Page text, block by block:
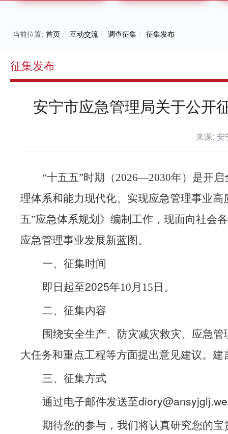
当前位置: 首页 / 互动交流 / 调查征集 / 征集发布
征集发布
安宁市应急管理局关于公开
来源:
“十五五”时期（2026—2030年）是开启
理体系和能力现代化、实现应急管理事业
五”应急体系规划》编制工作，现面向社会
应急管理事业发展新蓝图。
一、征集时间
即日起至2025年10月 15 日。
二、征集内容
围绕安全生产、防灾减灾救灾、应急
大任务和重点工程等方面提出意见建议。
三、征集方式
通过电子邮件发送至
期待您的参与，我们将认真研究您的